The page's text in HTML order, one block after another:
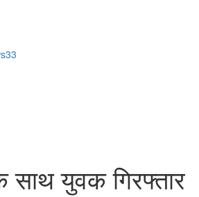
33
युवक गिरफ्तार